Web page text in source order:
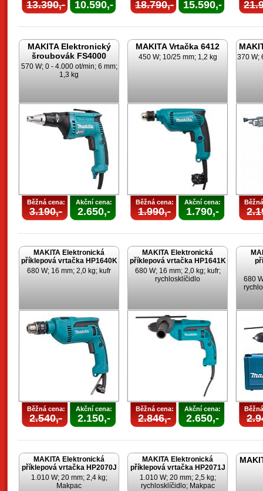
13.390,- 10.590,- 18.790,- 15.590,-
MAKITA Elektronický
šroubovák FS4000
570 W; 0 - 4.000 ot/min; 6 mm;
1,3 kg
Běžná cena:
3.190,-
Akční cena:
2.650,-
MAKITA Vrtačka 6412
450 W; 10/25 mm; 1,2 kg
Běžná cena:
1.990,-
Akční cena:
1.790,-
370 W;
MAKITA Elektronická
příklepová vrtačka HP1640K
680 W; 16 mm; 2,0 kg; kufr
Běžná cena:
2.540,-
Akční cena:
2.150,-
MAKITA Elektronická
příklepová vrtačka HP1641K
680 W; 16 mm; 2,0 kg; kufr;
rychlosklíčidlo
Běžná cena:
2.846,-
Akční cena:
2.650,-
680
MAKITA Elektronická
příklepová vrtačka HP2070J
1.010 W; 20 mm; 2,4 kg;
Makpac
MAKITA Elektronická
příklepová vrtačka HP2071J
1.010 W; 20 mm; 2,5 kg;
rychlosklíčidlo; Makpac